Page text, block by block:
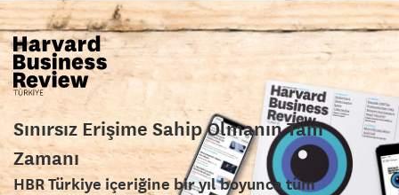
Sınırsız Erişime Sahip Olmanın Tam
Zamanı
HBR Türkiye içeriğine bir yıl boyunca tüm